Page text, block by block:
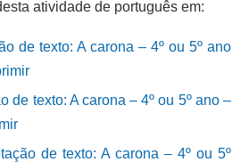
atividade de português em:
de texto: A carona – 4º ou 5º ano
de texto: A carona – 4º ou 5º ano –
de texto: A carona – 4º ou 5º